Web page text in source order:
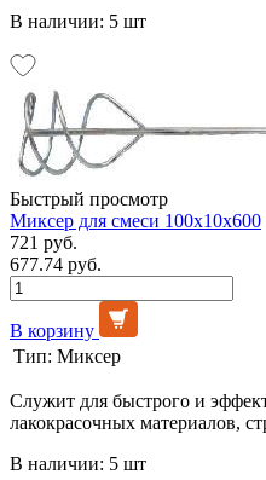
В наличии: 5 шт
Быстрый просмотр
Миксер для смеси 100х10х600
721 руб.
677.74 руб.
В корзину
Тип: Миксер
Служит для быстрого и
лакокрасочных материалов,
В наличии: 5 шт